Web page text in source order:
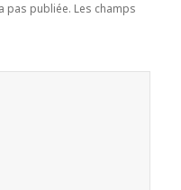
pas publiée. Les champs